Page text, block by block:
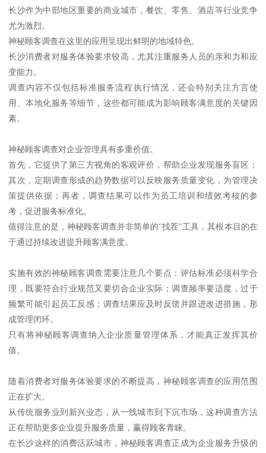
长沙作为中部地区重要的商业城市，餐饮、零售、酒店等行业竞争
尤为激烈。
神秘顾客调查在这里的应用呈现出鲜明的地域特色。
长沙消费者对服务体验要求较高，尤其注重服务人员的亲和力和应
变能力。
调查内容不仅包括标准服务流程执行情况，还会特别关注方言使
用、本地化服务等细节，这些都可能成为影响顾客满意度的关键因
素。
神秘顾客调查对企业管理具有多重价值。
首先，它提供了第三方视角的客观评价，帮助企业发现服务盲区；
其次，定期调查形成的趋势数据可以反映服务质量变化，为管理决
策提供依据；再者，调查结果可以作为员工培训和绩效考核的参
考，促进服务标准化。
值得注意的是，神秘顾客调查并非简单的"找茬"工具，其根本目的在
于通过持续改进提升顾客满意度。
实施有效的神秘顾客调查需要注意几个要点：评估标准必须科学合
理，既要符合行业规范又要切合企业实际；调查频率要适度，过于
频繁可能引起员工反感；调查结果应及时反馈并跟进改进措施，形
成管理闭环。
只有将神秘顾客调查纳入企业质量管理体系，才能真正发挥其价
值。
随着消费者对服务体验要求的不断提高，神秘顾客调查的应用范围
正在扩大。
从传统服务业到新兴业态，从一线城市到下沉市场，这种调查方法
正在帮助更多企业提升服务质量，赢得顾客青睐。
在长沙这样的消费活跃城市，神秘顾客调查正成为企业服务升级的